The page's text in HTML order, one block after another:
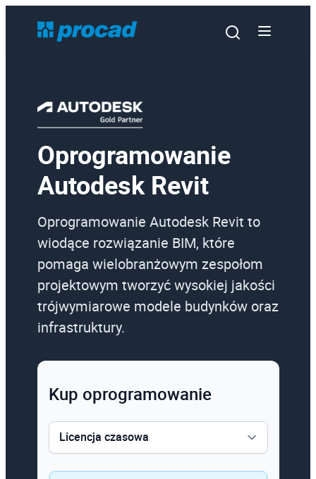
Oprogramowanie
Autodesk Revit
Oprogramowanie Autodesk Revit to
wiodące rozwiązanie BIM, które
pomaga wielobranżowym zespołom
projektowym tworzyć wysokiej jakości
trójwymiarowe modele budynków oraz
infrastruktury.
Kup oprogramowanie
Licencja czasowa
Oprogramowanie
Szkolenia
Urządzenia i serwis
Promocje
Wiedza
Licencja czasowa